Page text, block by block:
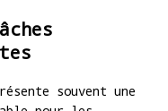
souvent une